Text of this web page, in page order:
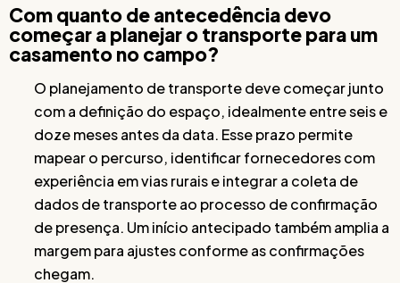
Com quanto de antecedência devo
começar a planejar o transporte para um
casamento no campo?
O planejamento de transporte deve começar junto
com a definição do espaço, idealmente entre seis e
doze meses antes da data. Esse prazo permite
mapear o percurso, identificar fornecedores com
experiência em vias rurais e integrar a coleta de
dados de transporte ao processo de confirmação
de presença. Um início antecipado também amplia a
margem para ajustes conforme as confirmações
chegam.